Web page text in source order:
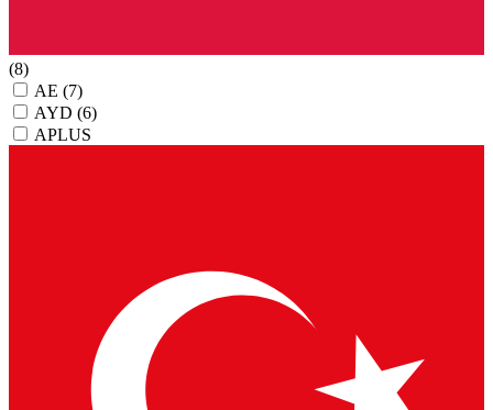
(8)
AE (7)
AYD (6)
APLUS